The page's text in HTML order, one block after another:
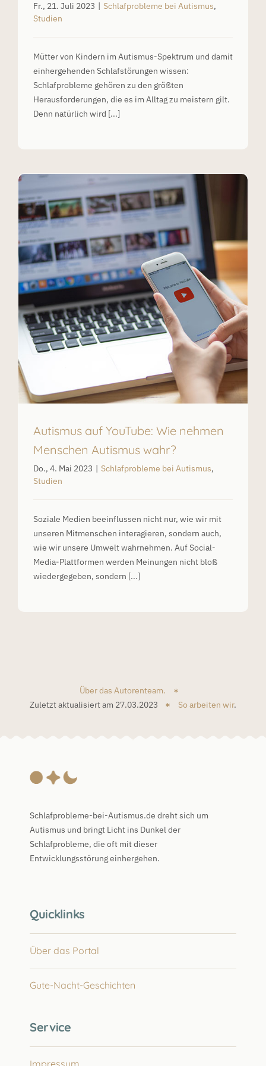
Fr., 21. Juli 2023 Schlafprobleme bei Autismus,
Studien
Mütter von Kindern im Autismus-Spektrum und damit
einhergehenden Schlafstörungen wissen:
Schlafprobleme gehören zu den größten
Herausforderungen, die es im Alltag zu meistern gilt.
Denn natürlich wird [...]
Autismus auf YouTube: Wie nehmen
Menschen Autismus wahr?
Do., 4. Mai 2023 Schlafprobleme bei Autismus,
Studien
Soziale Medien beeinflussen nicht nur, wie wir mit
unseren Mitmenschen interagieren, sondern auch,
wie wir unsere Umwelt wahrnehmen. Auf Social-
Media-Plattformen werden Meinungen nicht bloß
wiedergegeben, sondern [...]
Über das Autorenteam.
Zuletzt aktualisiert am 27.03.2023
So arbeiten wir.
Schlafprobleme-bei-Autismus.de dreht sich um
Autismus und bringt Licht ins Dunkel der
Schlafprobleme, die oft mit dieser
Entwicklungsstörung einhergehen.
Quicklinks
Über das Portal
Gute-Nacht-Geschichten
Service
Impressum